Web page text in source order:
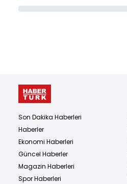
Son Dakika Haberleri
Haberler
Ekonomi Haberleri
Güncel Haberler
Magazin Haberleri
Spor Haberleri